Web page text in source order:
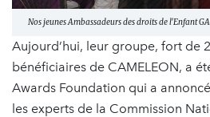
Nos jeunes Ambassadeurs des droits de l'Enfant
Aujourd’hui, leur groupe, fort de
bénéficiaires de CAMELEON, a
Awards Foundation qui a
les experts de la Commission